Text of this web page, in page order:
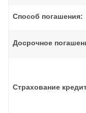
Способ погашения:
Досрочное
Страхование